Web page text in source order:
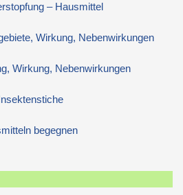
– Hausmittel
Wirkung, Nebenwirkungen
Wirkung, Nebenwirkungen
begegnen